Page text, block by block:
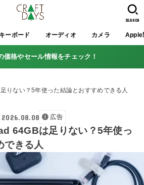
キーボード オーディオ カメラ Apple
SEARCH
価格やセール情報をチェック！
りない？5年使った結論とおすすめできる人
2026.08.08 広告
64GBは足りない？5年使っ
できる人